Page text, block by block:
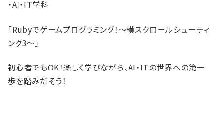
・AI・IT学科
「Rubyでゲームプログラミング！～横スクロールシューティ
ング3～」
初心者でもOK！楽しく学びながら、AI・ITの世界への第一
歩を踏みだそう！